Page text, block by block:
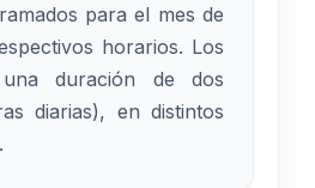
para el mes de
horarios. Los
duración de dos
diarias), en distintos